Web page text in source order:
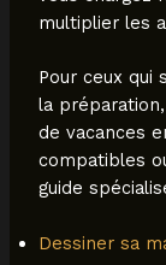
multiplier les
Pour ceux qui
la
de vacances
compatibles
guide
Dessiner sa